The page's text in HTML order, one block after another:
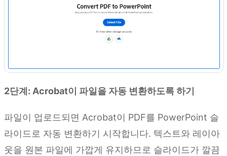
2단계: Acrobat이 파일을 자동 변환하도록 하기
파일이 업로드되면 Acrobat이 PDF를 PowerPoint 슬
라이드로 자동 변환하기 시작합니다. 텍스트와 레이아
웃을 원본 파일에 가깝게 유지하므로 슬라이드가 깔끔